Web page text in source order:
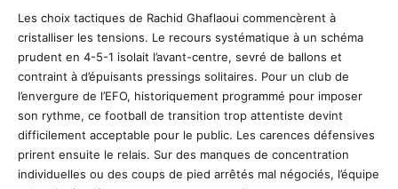
Les choix tactiques de Rachid Ghaflaoui commencèrent à
cristalliser les tensions. Le recours systématique à un schéma
prudent en 4-5-1 isolait l’avant-centre, sevré de ballons et
contraint à d’épuisants pressings solitaires. Pour un club de
l’envergure de l’EFO, historiquement programmé pour imposer
son rythme, ce football de transition trop attentiste devint
difficilement acceptable pour le public. Les carences défensives
prirent ensuite le relais. Sur des manques de concentration
individuelles ou des coups de pied arrêtés mal négociés, l’équipe